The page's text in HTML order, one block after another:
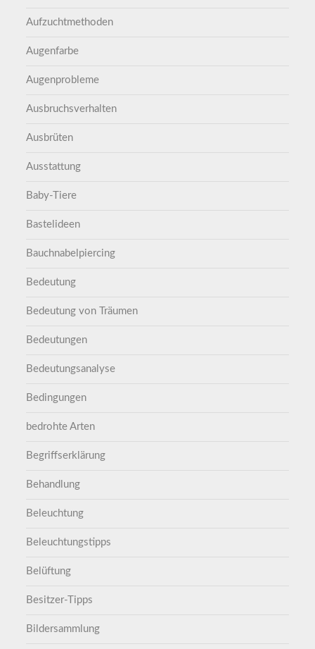
Aufzuchtmethoden
Augenfarbe
Augenprobleme
Ausbruchsverhalten
Ausbrüten
Ausstattung
Baby-Tiere
Bastelideen
Bauchnabelpiercing
Bedeutung
Bedeutung von Träumen
Bedeutungen
Bedeutungsanalyse
Bedingungen
bedrohte Arten
Begriffserklärung
Behandlung
Beleuchtung
Beleuchtungstipps
Belüftung
Besitzer-Tipps
Bildersammlung